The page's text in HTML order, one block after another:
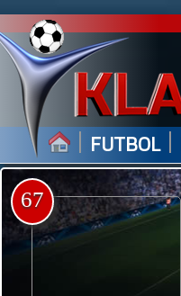
| FUTBOL |
67